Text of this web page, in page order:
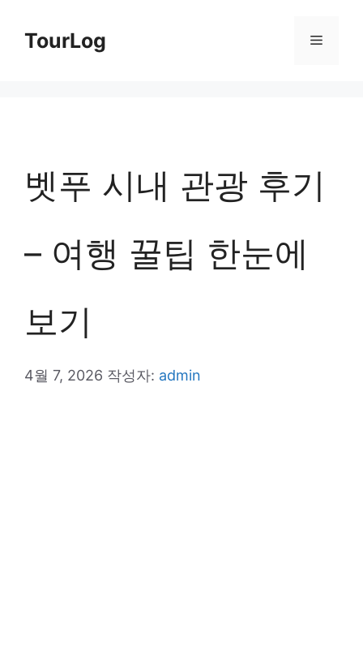
TourLog 메
벳푸 시내 관광 후기
– 여행 꿀팁 한눈에
보기
4월 7, 2026 작성자: admin